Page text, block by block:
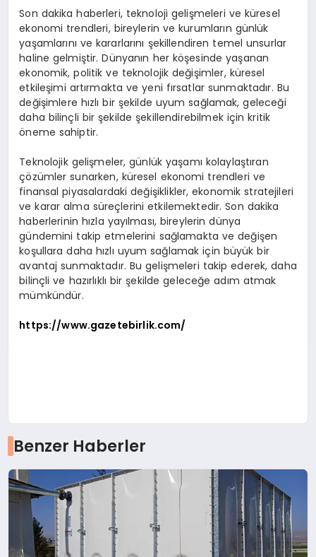
Son dakika haberleri, teknoloji gelişmeleri ve küresel
ekonomi trendleri, bireylerin ve kurumların günlük
yaşamlarını ve kararlarını şekillendiren temel unsurlar
haline gelmiştir. Dünyanın her köşesinde yaşanan
ekonomik, politik ve teknolojik değişimler, küresel
etkileşimi artırmakta ve yeni fırsatlar sunmaktadır. Bu
değişimlere hızlı bir şekilde uyum sağlamak, geleceği
daha bilinçli bir şekilde şekillendirebilmek için kritik
öneme sahiptir.
Teknolojik gelişmeler, günlük yaşamı kolaylaştıran
çözümler sunarken, küresel ekonomi trendleri ve
finansal piyasalardaki değişiklikler, ekonomik stratejileri
ve karar alma süreçlerini etkilemektedir. Son dakika
haberlerinin hızla yayılması, bireylerin dünya
gündemini takip etmelerini sağlamakta ve değişen
koşullara daha hızlı uyum sağlamak için büyük bir
avantaj sunmaktadır. Bu gelişmeleri takip ederek, daha
bilinçli ve hazırlıklı bir şekilde geleceğe adım atmak
mümkündür.
https://www.gazetebirlik.com/
Benzer Haberler